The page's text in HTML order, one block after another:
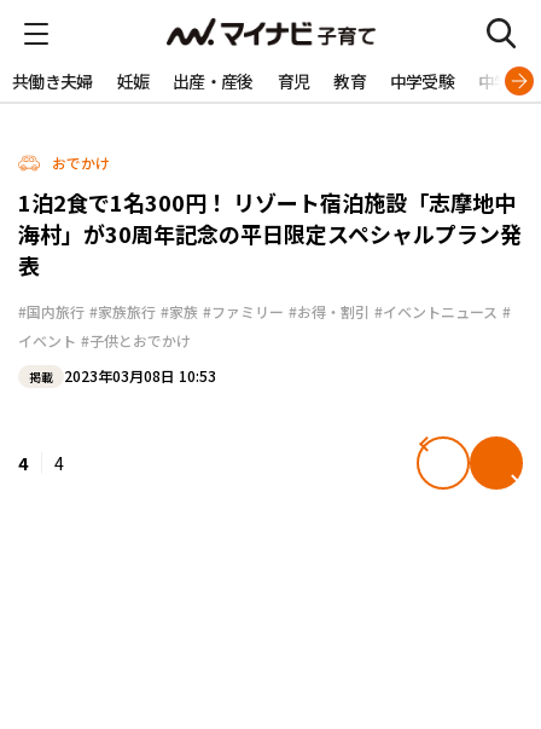
共働き夫婦 妊娠 出産・産後 育児 教育 中学受験 中学生
おでかけ
1泊2食で1名300円！ リゾート宿泊施設「志摩地中
海村」が30周年記念の平日限定スペシャルプラン発
表
#国内旅行 #家族旅行 #家族 #ファミリー #お得・割引 #イベントニュース #
イベント #子供とおでかけ
掲載 2023年03月08日 10:53
4 4